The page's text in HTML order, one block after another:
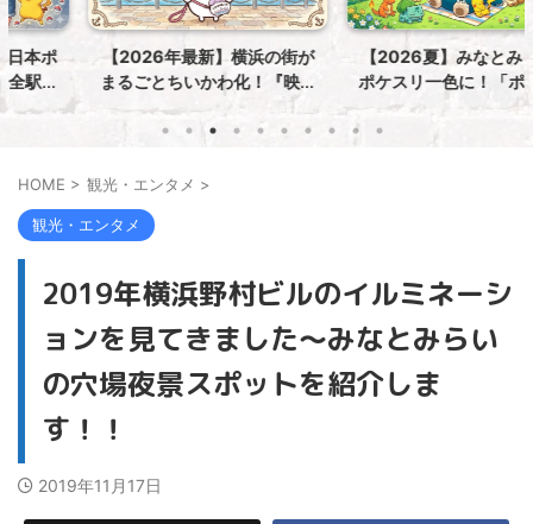
【2026年最新】横浜の街が
まるごとちいかわ化！『映画
ちいかわ 人魚の島のひみつ』
in 横浜市コラボ完全攻略ガイ
【2026夏】みなとみらいが
ポケスリ一色に！「ポケモン
ねがおリサーチ」の見どこ
ろ・イベント情報まとめ
HOME > 観光・エンタメ >
観光・エンタメ
2019年横浜野村ビルのイルミネーシ
ョンを見てきました～みなとみらい
の穴場夜景スポットを紹介しま
す！！
2019年11月17日